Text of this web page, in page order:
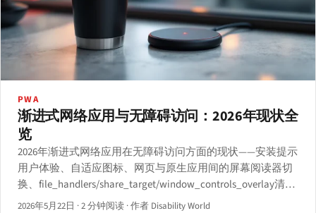
PWA
渐进式网络应用与无障碍访问：2026年现状全
览
2026年渐进式网络应用在无障碍访问方面的现状——安装提示
用户体验、自适应图标、网页与原生应用间的屏幕阅读器切
换、file_handlers/share_target/window_controls_overlay清单
属性、离线辅助技术行为，以及iOS 16.4后的iOS Safari安装路
2026年5月22日 ·2 分钟阅读 ·作者 Disability World